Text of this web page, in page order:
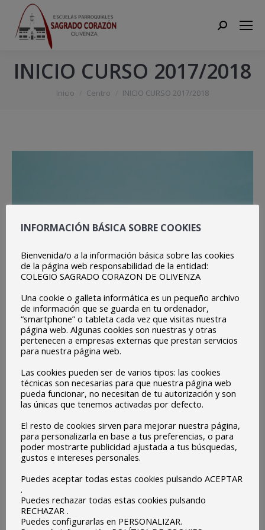
Search:
INICIO CURSO 2017/2018
Estás aquí:
Inicio Centro INICIO CURSO 2017/2018
11 SEPTIEMBRE:Reunión Profesores y Padres alumnos
en sus clases) – 11:30h.
13 SEPTIEMBRE:
Inicio del curso Escolar 2017-2018
Inicio clases de Infantil y Primaria; a las 10.00h, este día
terminan a las 13.00h.
14 SEPTIEMBRE:
Infantil y Primaria: Clases de 9:00h a 14:00h.
INFORMACIÓN BÁSICA SOBRE COOKIES
Bienvenida/o a la información básica sobre las cookies
de la página web responsabilidad de la entidad:
COLEGIO SAGRADO CORAZON DE OLIVENZA
Una cookie o galleta informática es un pequeño archivo
de información que se guarda en tu ordenador,
“smartphone” o tableta cada vez que visitas nuestra
página web. Algunas cookies son nuestras y otras
pertenecen a empresas externas que prestan servicios
para nuestra página web.
Las cookies pueden ser de varios tipos: las cookies
técnicas son necesarias para que nuestra página web
pueda funcionar, no necesitan de tu autorización y son
las únicas que tenemos activadas por defecto.
El resto de cookies sirven para mejorar nuestra página,
para personalizarla en base a tus preferencias, o para
poder mostrarte publicidad ajustada a tus búsquedas,
gustos e intereses personales.
Puedes aceptar todas estas cookies pulsando ACEPTAR
.
Puedes rechazar todas estas cookies pulsando
RECHAZAR .
Puedes configurarlas en PERSONALIZAR.